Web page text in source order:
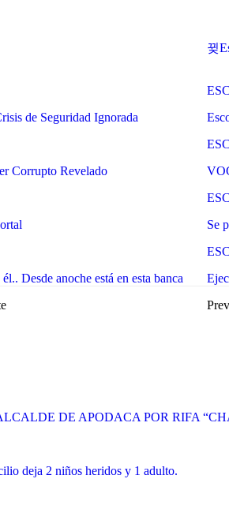
de Seguridad Ignorada
Corrupto Revelado
Desde anoche está en esta banca
Se
DE APODACA POR RIFA
deja 2 niños heridos y 1 adulto.